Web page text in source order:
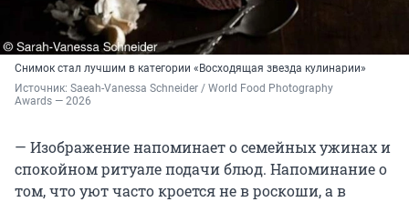
Снимок стал лучшим в категории «Восходящая звезда кулинарии»
Источник: Saeah-Vanessa Schneider / World Food Photography
Awards — 2026
— Изображение напоминает о семейных ужинах и
спокойном ритуале подачи блюд. Напоминание о
том, что уют часто кроется не в роскоши, а в